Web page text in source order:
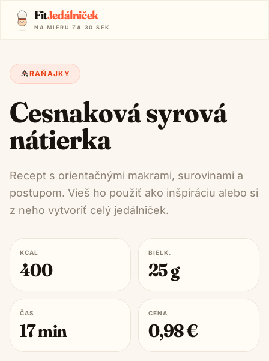
FitJedálniček
NA MIERU ZA 30 SEK
RAŇAJKY
Cesnaková syrová
nátierka
Recept s orientačnými makrami, surovinami a
postupom. Vieš ho použiť ako inšpiráciu alebo si
z neho vytvoriť celý jedálniček.
KCAL
400
BIELK.
25g
ČAS
17min
CENA
0,98€